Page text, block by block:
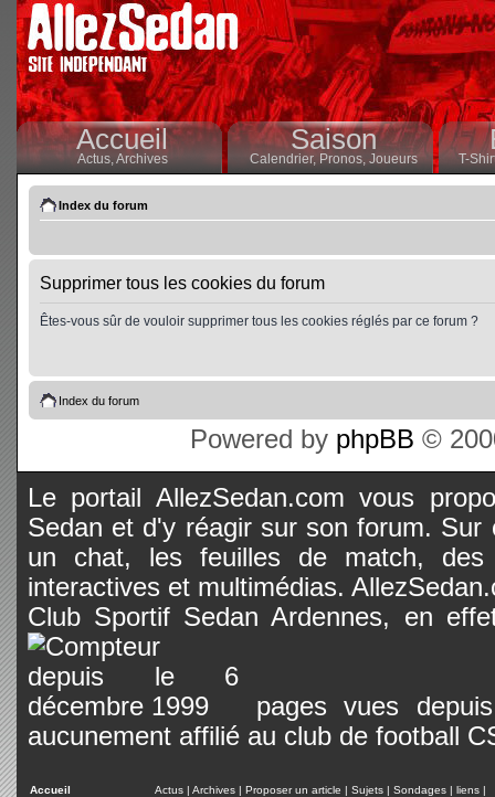
Accueil
Actus,Archives
Saison
Calendrier,Pronos, Joueurs T-
Index du forum
Supprimer tous les cookies du forum
Êtes-vous sûr de vouloir supprimer tous les cookies réglés par ce forum ?
Index du forum
Powered by phpBB ©
Le portail AllezSedan.com vous
Sedan et d'y réagir sur son forum.
un chat, les feuilles de match, des
interactives et multimédias.
Club Sportif Sedan Ardennes, en
pages vues
aucunement affilié au club de football
Accueil Actus | Archives | Proposer un article | Sujets | Sondages | liens |